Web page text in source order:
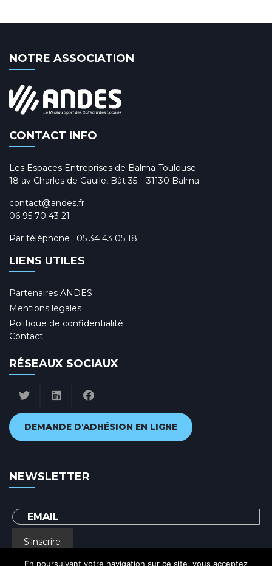
NOTRE ASSOCIATION
CONTACT INFO
Les Espaces Entreprises de Balma-Toulouse
18 av Charles de Gaulle, Bât 35 – 31130 Balma
contact@andes.fr
06 95 70 43 21
Par téléphone : 05 34 43 05 18
LIENS UTILES
Partenaires ANDES
Mentions légales
Politique de confidentialité
Contact
RÉSEAUX SOCIAUX
DEMANDE D'ADHÉSION EN LIGNE
NEWSLETTER
S'inscrire
En poursuivant votre navigation sur ce site, vous acceptez